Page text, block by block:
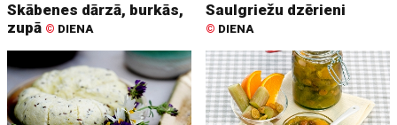
Skābenes dārzā, burkās,
zupā © DIENA
Saulgriežu dzērieni
© DIENA